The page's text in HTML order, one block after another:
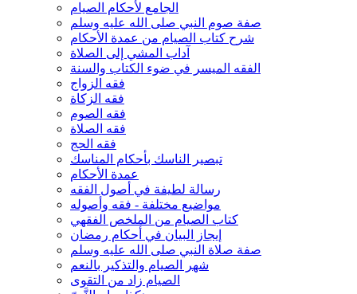
الجامع لأحكام الصيام
صفة صوم النبي صلى الله عليه وسلم
شرح كتاب الصيام من عمدة الأحكام
آداب المشي إلى الصلاة
الفقه الميسر في ضوء الكتاب والسنة
فقه الزواج
فقه الزكاة
فقه الصوم
فقه الصلاة
فقه الحج
تبصير الناسك بأحكام المناسك
عمدة الأحكام
رسالة لطيفة في أصول الفقه
مواضيع مختلفة - فقه وأصوله
كتاب الصيام من الملخص الفقهي
إيجاز البيان في أحكام رمضان
صفة صلاة النبي صلى الله عليه وسلم
شهر الصيام والتذكير بالنعم
الصيام زاد من التقوى